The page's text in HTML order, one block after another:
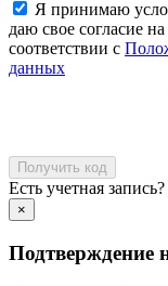
Я принимаю
даю свое согласие
соответствии с
данных
Получить код
Есть учетная запись?
×
Подтверждение